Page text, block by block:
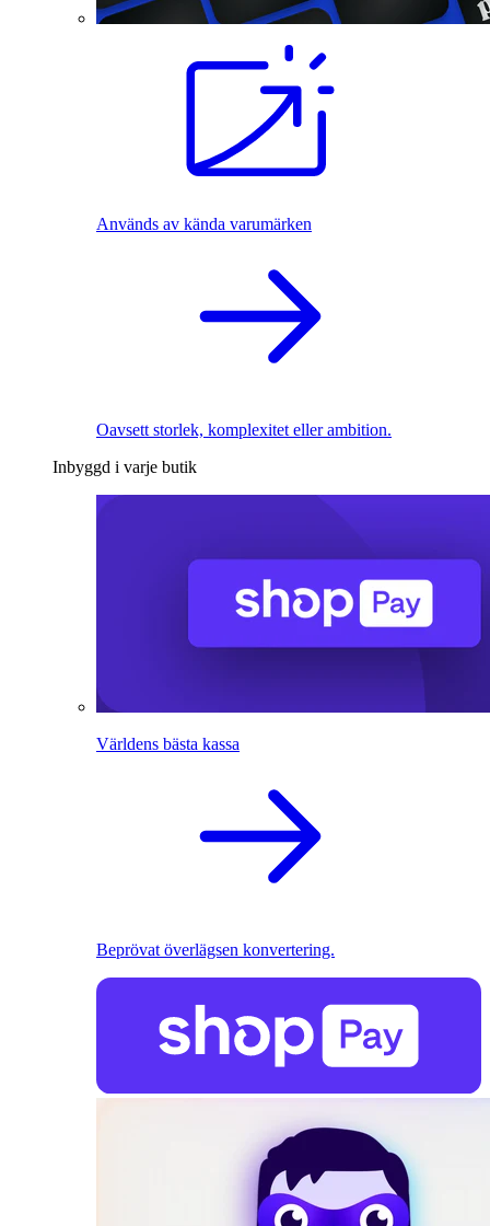
Används av kända varumärken
Oavsett storlek, komplexitet eller ambition.
Inbyggd i varje butik
Världens bästa kassa
Beprövat överlägsen konvertering.